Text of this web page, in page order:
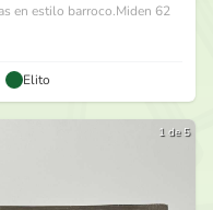
en estilo barroco.Miden 62
Elito
1 de 5